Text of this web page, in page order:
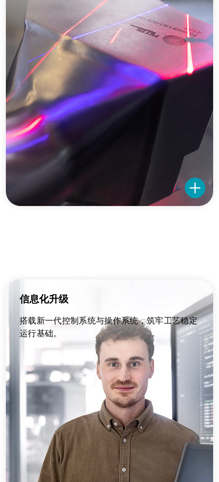
信息化升级
搭载新一代控制系统与操作系统，筑牢工艺稳定
运行基础。